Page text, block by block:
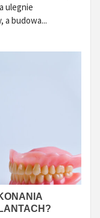
ulegnie
a budowa...